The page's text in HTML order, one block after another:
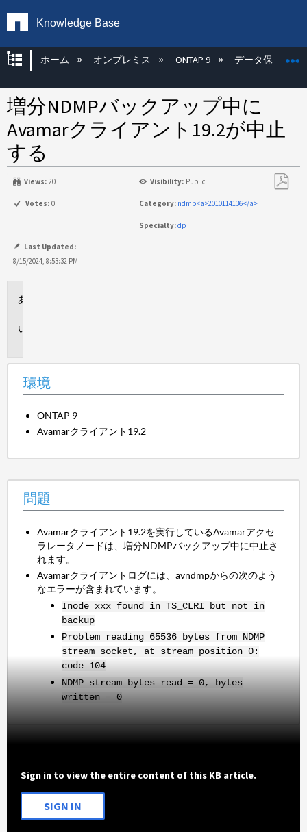
Knowledge Base
グローバル階層を展開/折りたたむ
ホーム オンプレミス ONTAP 9 データ保護
増分NDMPバックアップ中に
Avamarクライアント19.2が中止
する
Views: 20 Visibility: Public
Votes: 0 Category: ndmp<a>2010114136</a>
Specialty:dp
Last Updated:
8/15/2024, 8:53:32 PM
環境
ONTAP 9
Avamarクライアント19.2
問題
Avamarクライアント19.2を実行しているAvamarアクセ
ラレータノードは、増分NDMPバックアップ中に中止さ
れます。
Avamarクライアントログには、avndmpからの次のよう
なエラーが含まれています。
Inode xxx found in TS_CLRI but not in
backup
Problem reading 65536 bytes from NDMP
stream socket, at stream position 0:
code 104
NDMP stream bytes read = 0, bytes
written = 0
Sign in to view the entire content of this KB article.
SIGN IN